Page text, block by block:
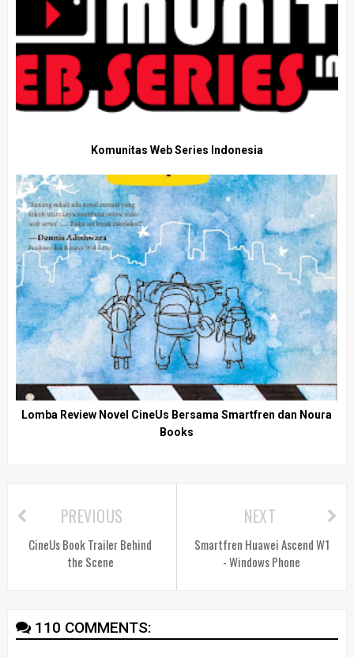
Komunitas Web Series Indonesia
Lomba Review Novel CineUs Bersama Smartfren dan Noura
Books
NEXT
Smartfren Huawei Ascend W1
- Windows Phone
PREVIOUS
CineUs Book Trailer Behind
the Scene
110 COMMENTS: